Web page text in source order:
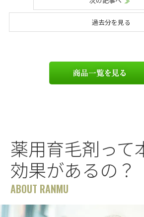
過去分を見る
薬用育毛剤って
効果があるの？
ABOUT RANMU